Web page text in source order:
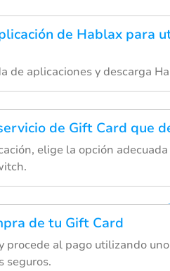
de Hablax para
de aplicaciones y descarga
de Gift Card que
elige la opción adecuada
de tu Gift Card
procede al pago utilizando
seguros.